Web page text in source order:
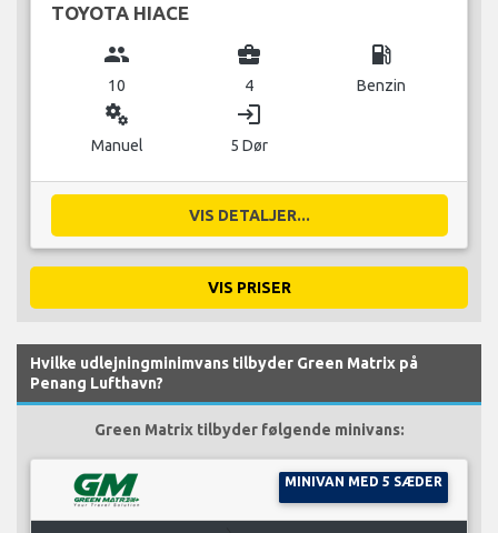
TOYOTA HIACE
group
10
business_center
4
local_gas_station
Benzin
miscellaneous_services
Manuel
login
5 Dør
VIS DETALJER...
VIS PRISER
Hvilke udlejningminimvans tilbyder Green Matrix på
Penang Lufthavn?
Green Matrix tilbyder følgende minivans:
MINIVAN MED 5 SÆDER